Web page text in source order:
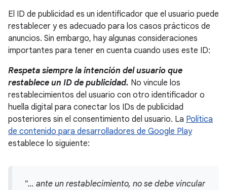
El ID de publicidad es un identificador que el usuario puede
restablecer y es adecuado para los casos prácticos de
anuncios. Sin embargo, hay algunas consideraciones
importantes para tener en cuenta cuando uses este ID:
Respeta siempre la intención del usuario que
restablece un ID de publicidad. No vincule los
restablecimientos del usuario con otro identificador o
huella digital para conectar los IDs de publicidad
posteriores sin el consentimiento del usuario. La Política
de contenido para desarrolladores de Google Play
establece lo siguiente:
"… ante un restablecimiento, no se debe vincular